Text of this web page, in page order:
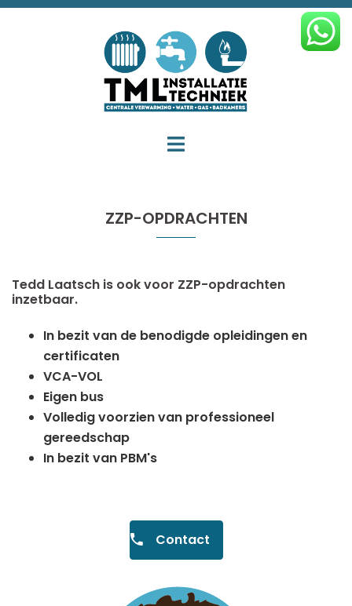
Ga
Toggle
ZZP-OPDRACHTEN
Tedd Laatsch is ook voor ZZP-opdrachten
inzetbaar.
In bezit van de benodigde opleidingen en
certificaten
VCA-VOL
Eigen bus
Volledig voorzien van professioneel
gereedschap
In bezit van PBM's
Contact